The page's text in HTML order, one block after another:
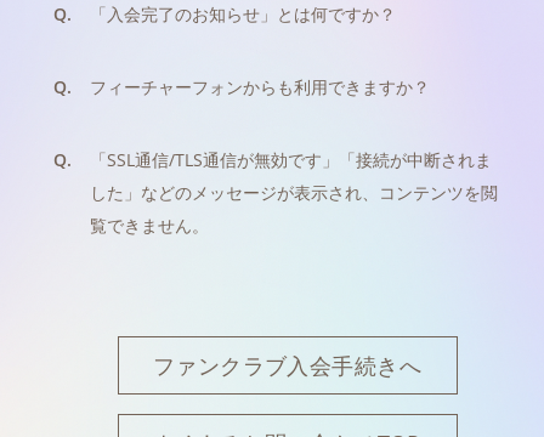
Q. 「入会完了のお知らせ」とは何ですか？
Q. フィーチャーフォンからも利用できますか？
Q.
「SSL通信/TLS通信が無効です」「接続が中断されま
した」などのメッセージが表示され、コンテンツを閲
覧できません。
ファンクラブ入会手続きへ